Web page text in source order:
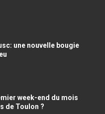
une nouvelle bougie
week-end du mois
de Toulon ?